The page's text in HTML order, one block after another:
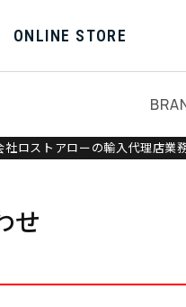
ONLINE STORE
社ロストアローの輸入代理店業
せ